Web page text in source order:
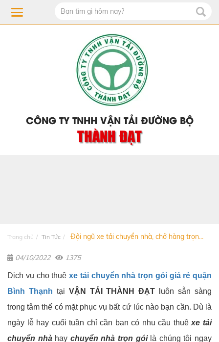
CÔNG TY TNHH VẬN TẢI ĐƯỜNG BỘ
THÀNH ĐẠT
Trang chủ Tin Tức Đội ngũ xe tải chuyển nhà, chở hàng trọn...
04/10/2022 1375
Dịch vụ cho thuê xe tải chuyển nhà trọn gói giá rẻ quận
Bình Thạnh tại VẬN TẢI THÀNH ĐẠT luôn sẵn sàng
trong tâm thế có mặt phục vụ bất cứ lúc nào bạn cần. Dù là
ngày lễ hay cuối tuần chỉ cần bạn có nhu cầu thuêxe tải
chuyển nhàhay chuyển nhà trọn góilà chúng tôi ngay